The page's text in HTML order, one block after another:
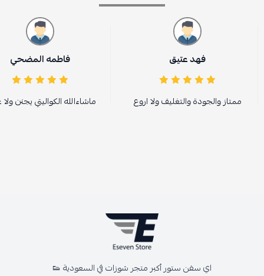
فهد عتيق
ممتاز والجودة والتغليف ولا اروع
فاطمه المضحي
ماشاءالله الكواليتي يجنن
اي سفن ستور أكبر متجر شوزات في السعودية 👟